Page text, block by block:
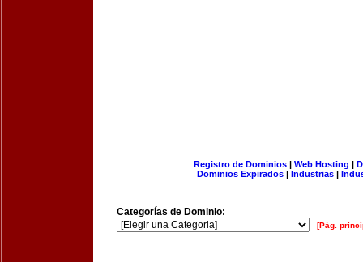
Registro de Dominios| Web Hosting |
Dominios Expirados | Industrias |
Categorías de Dominio:
[Pág.